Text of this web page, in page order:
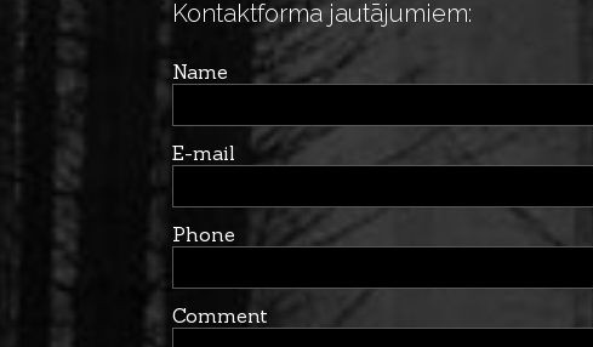
Kontaktforma jautājumiem:
Name
E-mail
Phone
Comment